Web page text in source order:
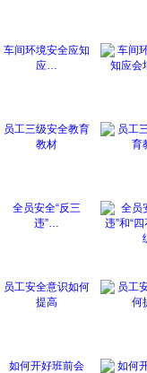
车间环境安全应知
应…
员工三级安全教育
教材
全员安全“反三
违”…
员工安全意识如何
提高
如何开好班前会